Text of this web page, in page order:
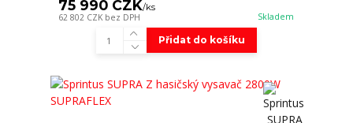
75 990 CZK/ks
62 802 CZK bez DPH Skladem
Přidat do košíku